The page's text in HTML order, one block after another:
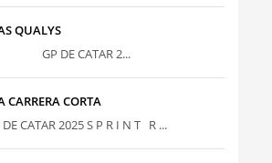
QUALYS
GP DE CATAR 2...
CARRERA CORTA
DE CATAR 2025 S P R I N T R ...